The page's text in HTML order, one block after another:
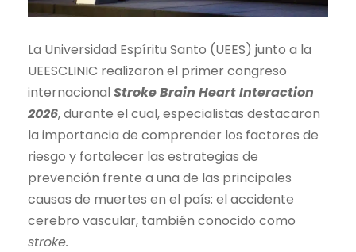
La Universidad Espíritu Santo (UEES) junto a la
UEESCLINIC realizaron el primer congreso
internacional Stroke Brain Heart Interaction
2026, durante el cual, especialistas destacaron
la importancia de comprender los factores de
riesgo y fortalecer las estrategias de
prevención frente a una de las principales
causas de muertes en el país: el accidente
cerebro vascular, también conocido como
stroke.